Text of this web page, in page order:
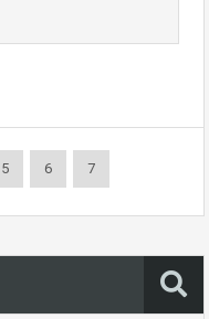
5 6 7